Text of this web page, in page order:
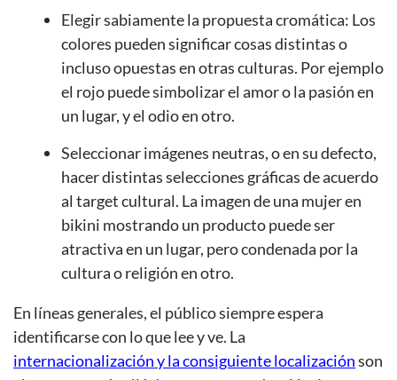
Elegir sabiamente la propuesta cromática: Los
colores pueden significar cosas distintas o
incluso opuestas en otras culturas. Por ejemplo
el rojo puede simbolizar el amor o la pasión en
un lugar, y el odio en otro.
Seleccionar imágenes neutras, o en su defecto,
hacer distintas selecciones gráficas de acuerdo
al target cultural. La imagen de una mujer en
bikini mostrando un producto puede ser
atractiva en un lugar, pero condenada por la
cultura o religión en otro.
En líneas generales, el público siempre espera
identificarse con lo que lee y ve. La
internacionalización y la consiguiente localizaciónson